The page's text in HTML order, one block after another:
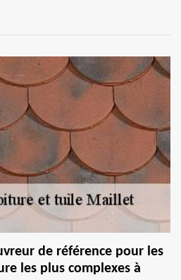
de référence pour les
les plus complexes à